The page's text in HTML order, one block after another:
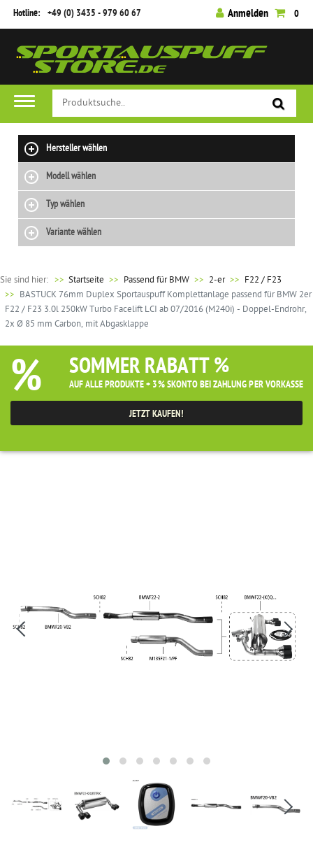
Hotline: +49 (0) 3435 - 979 60 67 Anmelden 0
Hersteller wählen
Modell wählen
Typ wählen
Variante wählen
Sie sind hier: >> Startseite Passend für BMW 2-er
F22 / F23
BASTUCK 76mm Duplex Sportauspuff Komplettanlage passend für BMW 2er
F22 / F23 3.0l 250kW Turbo Facelift LCI ab 07/2016 (M240i) - Doppel-Endrohr,
2x Ø 85 mm Carbon, mit Abgasklappe
% SOMMER RABATT %
AUF ALLE PRODUKTE + 3% SKONTO BEI ZAHLUNG PER VORKASSE
JETZT KAUFEN!